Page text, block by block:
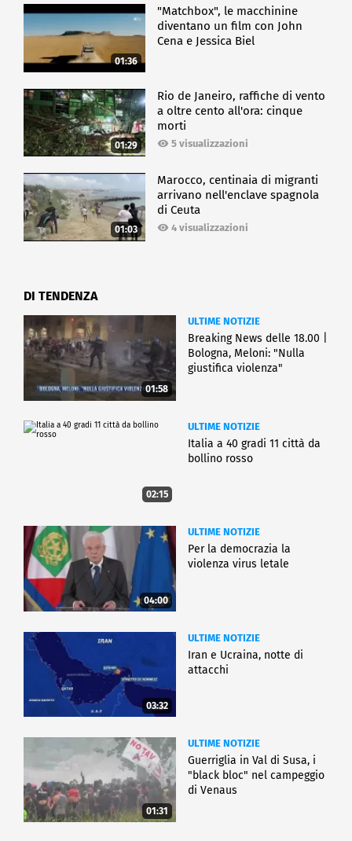
01:36
"Matchbox", le macchinine
diventano un film con John
Cena e Jessica Biel
01:29
Rio de Janeiro, raffiche di vento
a oltre cento all'ora: cinque
morti
5 visualizzazioni
01:03
Marocco, centinaia di migranti
arrivano nell'enclave spagnola
di Ceuta
4 visualizzazioni
DI TENDENZA
01:58
ULTIME NOTIZIE
Breaking News delle 18.00 |
Bologna, Meloni: "Nulla
giustifica violenza"
02:15
ULTIME NOTIZIE
Italia a 40 gradi 11 città da
bollino rosso
04:00
ULTIME NOTIZIE
Per la democrazia la
violenza virus letale
03:32
ULTIME NOTIZIE
Iran e Ucraina, notte di
attacchi
01:31
ULTIME NOTIZIE
Guerriglia in Val di Susa, i
"black bloc" nel campeggio
di Venaus